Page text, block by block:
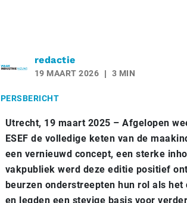
redactie
19 MAART 2026 3 MIN
PERSBERICHT
Utrecht, 19 maart 2025 – Afgelopen
ESEF de volledige keten van de
een vernieuwd concept, een sterke
vakpubliek werd deze editie positief
beurzen onderstreepten hun rol als
en legden een stevige basis voor